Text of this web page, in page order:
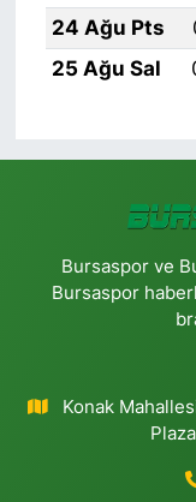
24 Ağu Pts
25 Ağu Sal
Bursaspor ve
Bursaspor
Konak